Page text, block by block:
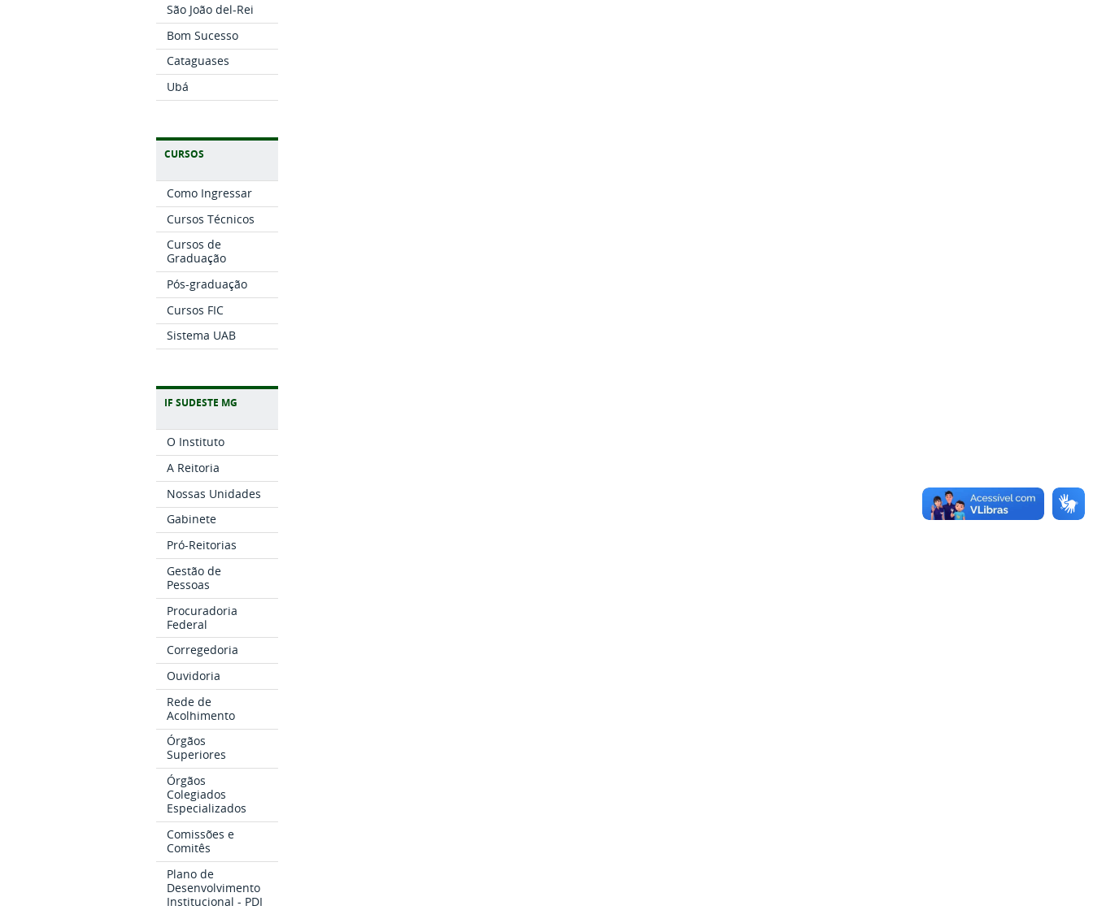
São João del-Rei
Bom Sucesso
Cataguases
Ubá
CURSOS
Como Ingressar
Cursos Técnicos
Cursos de
Graduação
Pós-graduação
Cursos FIC
Sistema UAB
IF SUDESTE MG
O Instituto
A Reitoria
Nossas Unidades
Gabinete
Pró-Reitorias
Gestão de
Pessoas
Procuradoria
Federal
Corregedoria
Ouvidoria
Rede de
Acolhimento
Órgãos
Superiores
Órgãos
Colegiados
Especializados
Comissões e
Comitês
Plano de
Desenvolvimento
Institucional - PDI